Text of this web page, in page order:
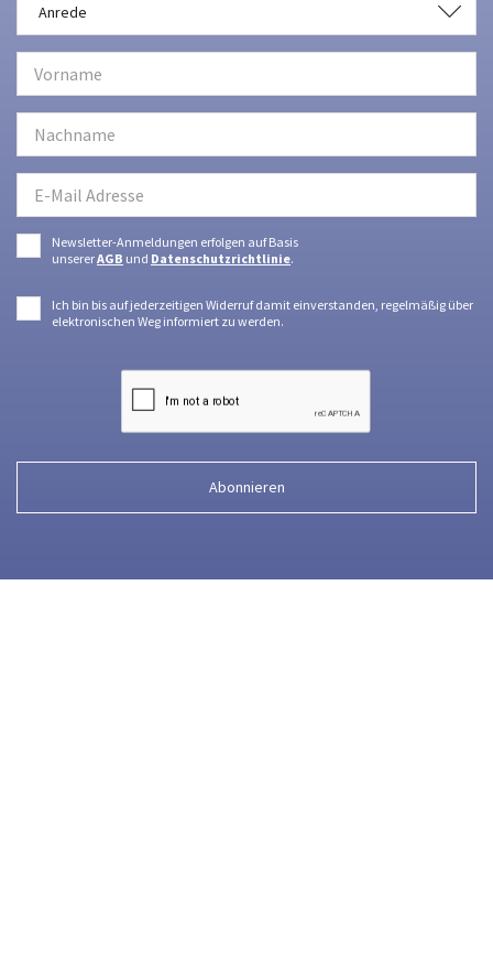
Anrede
Newsletter-Anmeldungen erfolgen auf Basis
unsererAGB und Datenschutzrichtlinie.
Ich bin bis auf jederzeitigen Widerruf damit einverstanden, regelmäßig über
elektronischen Weg informiert zu werden.
Abonnieren